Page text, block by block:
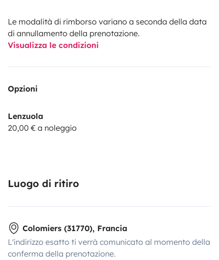
Le modalità di rimborso variano a seconda della data
di annullamento della prenotazione.
Visualizza le condizioni
Opzioni
Lenzuola
20,00 € a noleggio
Luogo di ritiro
Colomiers (31770), Francia
L'indirizzo esatto ti verrà comunicato al momento della
conferma della prenotazione.